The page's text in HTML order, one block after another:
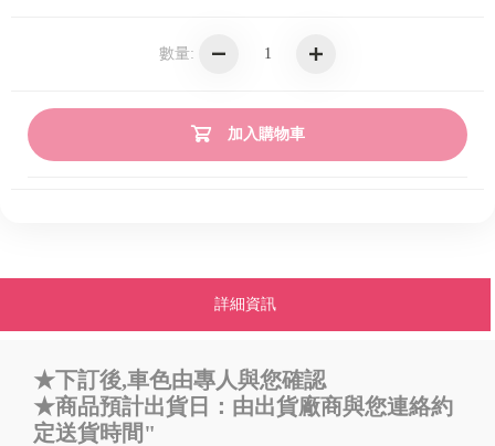
數量:
加入購物車
詳細資訊
★下訂後,車色由專人與您確認
★商品預計出貨日：由出貨廠商與您連絡約
定送貨時間"